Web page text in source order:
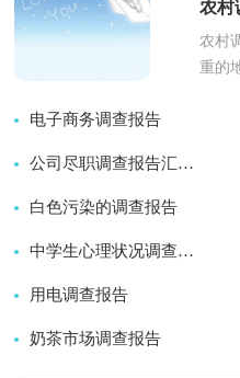
下面
农村
农村
重的
式的
电子商务调查报告
2026-07-24
公司尽职调查报告汇总（15篇）
2026-07-24
白色污染的调查报告
2026-07-24
中学生心理状况调查报告
用电调查报告
奶茶市场调查报告